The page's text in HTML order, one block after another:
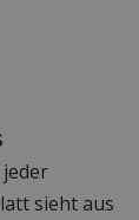
sieht aus